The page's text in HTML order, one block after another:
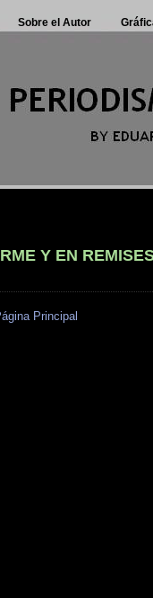
Sobre el Autor
Y EN
Principal